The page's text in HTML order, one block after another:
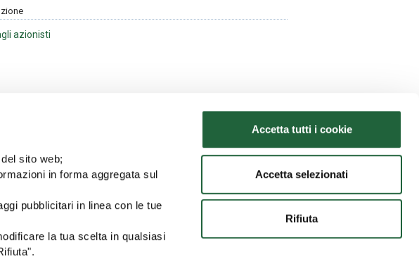
sito web;
in forma aggregata sul
pubblicitari in linea con le tue
la tua scelta in qualsiasi
Accetta tutti i cookie
Accetta selezionati
Rifiuta
azionisti
azionisti
28/05/2026
Avviso agli azionisti